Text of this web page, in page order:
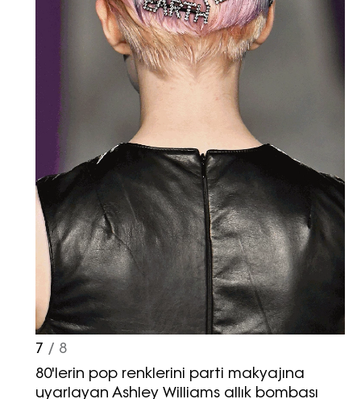
7 / 8
80'lerin pop renklerini parti makyajına
uyarlayan Ashley Williams allık bombası